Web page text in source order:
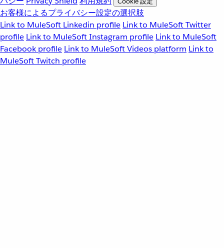
お客様によるプライバシー設定の選択肢
Link to MuleSoft Linkedin profile Link to MuleSoft Twitter
profile Link to MuleSoft Instagram profile Link to MuleSoft
Facebook profile Link to MuleSoft Videos platform Link to
MuleSoft Twitch profile